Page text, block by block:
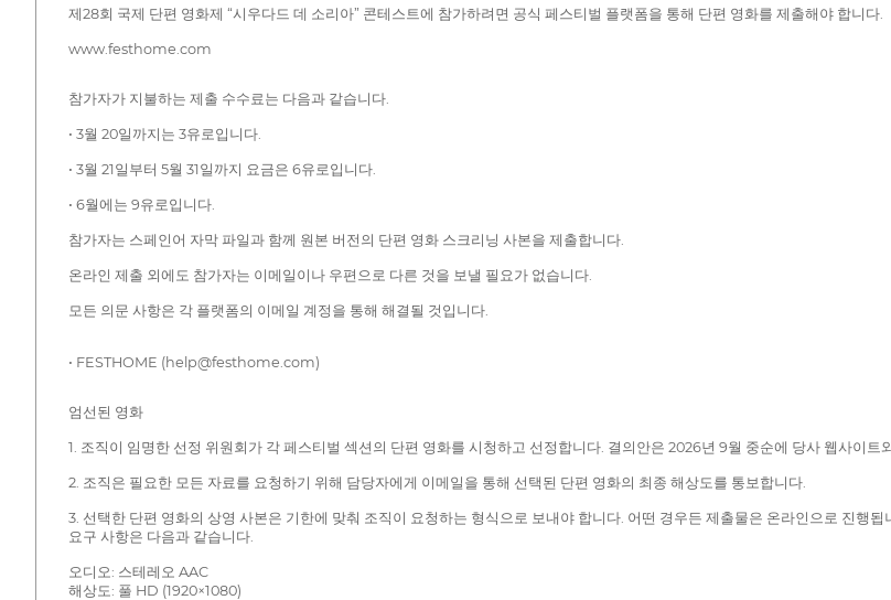
제28회 국제 단편 영화제 “시우다드 데 소리아” 콘테스트에 참가하려면 공식 페스티벌 플랫폼을 통해 단편 영화를 제출해야 합니다.
www.festhome.com
참가자가 지불하는 제출 수수료는 다음과 같습니다.
• 3월 20일까지는 3유로입니다.
• 3월 21일부터 5월 31일까지 요금은 6유로입니다.
• 6월에는 9유로입니다.
참가자는 스페인어 자막 파일과 함께 원본 버전의 단편 영화 스크리닝 사본을 제출합니다.
온라인 제출 외에도 참가자는 이메일이나 우편으로 다른 것을 보낼 필요가 없습니다.
모든 의문 사항은 각 플랫폼의 이메일 계정을 통해 해결될 것입니다.
• FESTHOME (help@festhome.com)
엄선된 영화
1. 조직이 임명한 선정 위원회가 각 페스티벌 섹션의 단편 영화를 시청하고 선정합니다. 결의안은 2026년 9월 중순에 당사 웹사이트
2. 조직은 필요한 모든 자료를 요청하기 위해 담당자에게 이메일을 통해 선택된 단편 영화의 최종 해상도를 통보합니다.
3. 선택한 단편 영화의 상영 사본은 기한에 맞춰 조직이 요청하는 형식으로 보내야 합니다. 어떤 경우든 제출물은 온라인으로 진행
요구 사항은 다음과 같습니다.
오디오: 스테레오 AAC
해상도: 풀 HD (1920×1080)